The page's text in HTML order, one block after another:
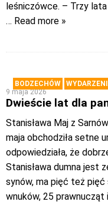
leśniczówce. – Trzy
… Read more »
BODZECHÓW
9 maja 2026
Dwieście lat dla
Stanisława Maj z
maja obchodziła setne
odpowiedziała, że
Stanisława dumna jest
synów, ma pięć też
wnuków, 25 prawnucząt